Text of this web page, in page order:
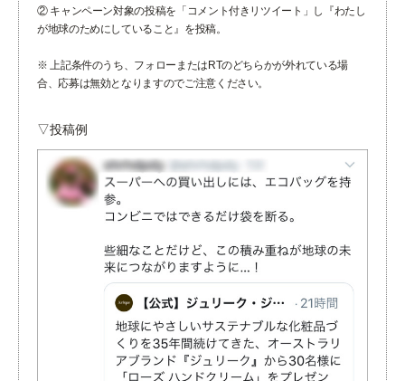
② キャンペーン対象の投稿を「コメント付きリツイート」し『わたし
が地球のためにしていること』を投稿。
※ 上記条件のうち、フォローまたはRTのどちらかが外れている場
合、応募は無効となりますのでご注意ください。
▽投稿例